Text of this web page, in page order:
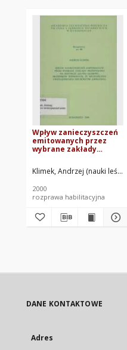
Wpływ zanieczyszczeń
emitowanych przez
wybrane zakłady
roztocze (Acari)
glebowe młodników
szczególnym
uwzględnieniem
Klimek, Andrzej (nauki leśne)
2000
rozprawa habilitacyjna
DANE KONTAKTOWE
Adres